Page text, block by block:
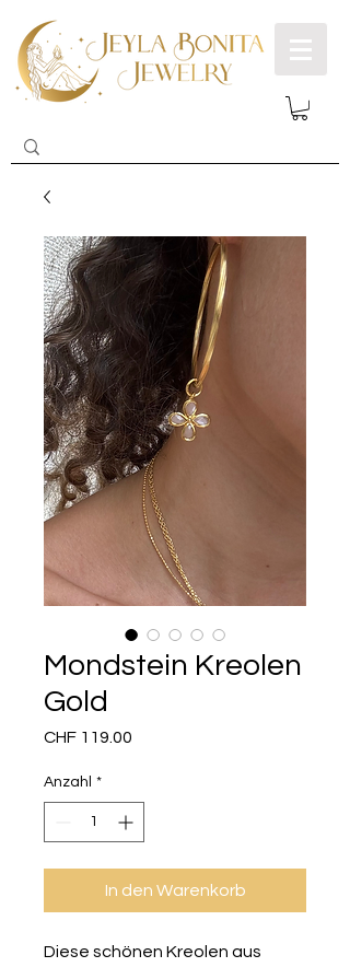
Mondstein Kreolen
Gold
CHF 119.00
Anzahl *
In den Warenkorb
Diese schönen Kreolen aus